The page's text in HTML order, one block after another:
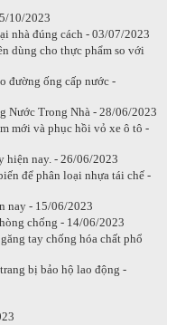
10/2023
nhà đúng cách - 03/07/2023
dùng cho thực phẩm so với
đường ống cấp nước -
Nước Trong Nhà - 28/06/2023
mới và phục hồi vỏ xe ô tô -
hiện nay. - 26/06/2023
để phân loại nhựa tái chế -
nay - 15/06/2023
chống - 14/06/2023
tay chống hóa chất phổ
bị bảo hộ lao động -